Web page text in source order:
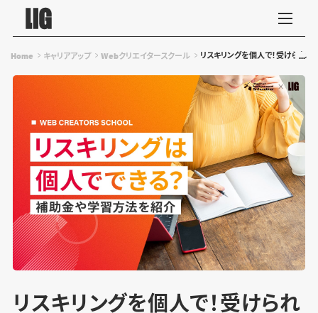
Home キャリアアップ Webクリエイタースクール リスキリングを個人で！受けられ
リスキリングを個人で！受けられ